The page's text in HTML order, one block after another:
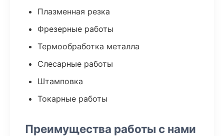
Плазменная резка
Фрезерные работы
Термообработка металла
Слесарные работы
Штамповка
Токарные работы
Преимущества работы с нами